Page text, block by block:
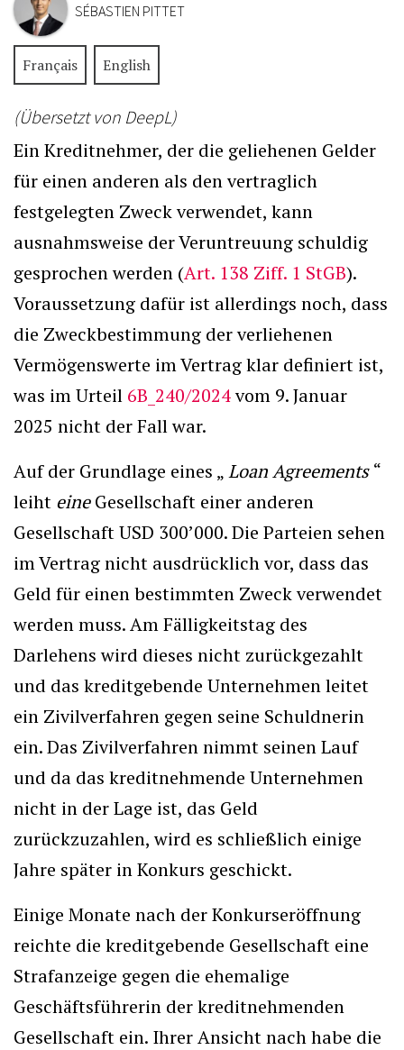
SÉBASTIEN PITTET
Français English
(Übersetzt von DeepL)
Ein Kreditnehmer, der die geliehenen Gelder
für einen anderen als den vertraglich
festgelegten Zweck verwendet, kann
ausnahmsweise der Veruntreuung schuldig
gesprochen werden (Art. 138 Ziff. 1 StGB).
Voraussetzung dafür ist allerdings noch, dass
die Zweckbestimmung der verliehenen
Vermögenswerte im Vertrag klar definiert ist,
was im Urteil 6B_240/2024vom 9. Januar
2025 nicht der Fall war.
Auf der Grundlage eines „Loan Agreements“
leiht eineGesellschaft einer anderen
Gesellschaft USD 300’000. Die Parteien sehen
im Vertrag nicht ausdrücklich vor, dass das
Geld für einen bestimmten Zweck verwendet
werden muss. Am Fälligkeitstag des
Darlehens wird dieses nicht zurückgezahlt
und das kreditgebende Unternehmen leitet
ein Zivilverfahren gegen seine Schuldnerin
ein. Das Zivilverfahren nimmt seinen Lauf
und da das kreditnehmende Unternehmen
nicht in der Lage ist, das Geld
zurückzuzahlen, wird es schließlich einige
Jahre später in Konkurs geschickt.
Einige Monate nach der Konkurseröffnung
reichte die kreditgebende Gesellschaft eine
Strafanzeige gegen die ehemalige
Geschäftsführerin der kreditnehmenden
Gesellschaft ein. Ihrer Ansicht nach habe die